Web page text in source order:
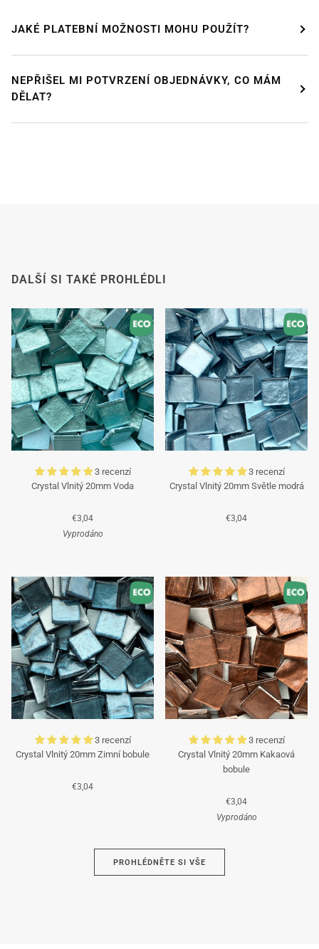
JAKÉ PLATEBNÍ MOŽNOSTI MOHU POUŽÍT?
NEPŘIŠEL MI POTVRZENÍ OBJEDNÁVKY, CO MÁM
DĚLAT?
DALŠÍ SI TAKÉ PROHLÉDLI
3 recenzí
Crystal Vlnitý 20mm Voda
€3,04
Vyprodáno
Tyrkysová
3 recenzí
Crystal Vlnitý 20mm Světle modrá
€3,04
3 recenzí
Crystal Vlnitý 20mm Zimní bobule
€3,04
3 recenzí
Crystal Vlnitý 20mm Kakaová
bobule
€3,04
Vyprodáno
PROHLÉDNĚTE SI VŠE
Od24. července od 12:00do 9. srpnasi budeme
odpovídat na e-maily.
příjemné léto a těšíme se, že vás po dovolené opět
obsloužíme!
Tým Mosaicshop🌞